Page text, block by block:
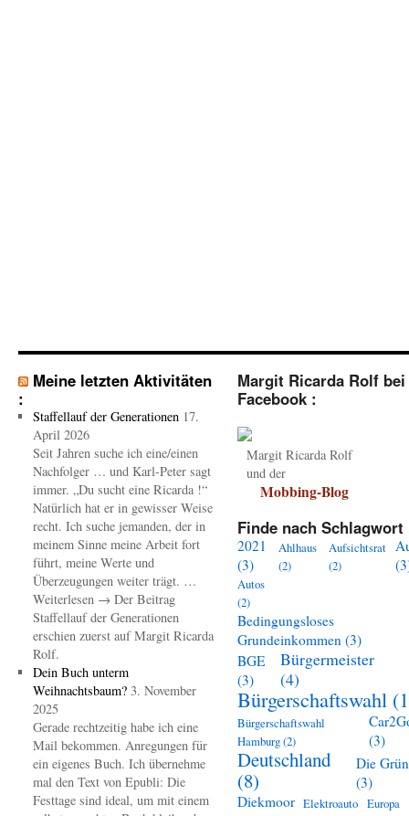
Meine letzten Aktivitäten
:
Staffellauf der Generationen 17.
April 2026
Seit Jahren suche ich eine/einen
Nachfolger … und Karl-Peter sagt
immer. „Du sucht eine Ricarda !“
Natürlich hat er in gewisser Weise
recht. Ich suche jemanden, der in
meinem Sinne meine Arbeit fort
führt, meine Werte und
Überzeugungen weiter trägt. …
Weiterlesen → Der Beitrag
Staffellauf der Generationen
erschien zuerst auf Margit Ricarda
Rolf.
Dein Buch unterm
Weihnachtsbaum? 3. November
2025
Gerade rechtzeitig habe ich eine
Mail bekommen. Anregungen für
ein eigenes Buch. Ich übernehme
mal den Text von Epubli: Die
Festtage sind ideal, um mit einem
Margit Ricarda Rolf bei
Facebook :
Margit Ricarda Rolf
und der
Mobbing-Blog
Finde nach Schlagwort
2021
(3)
Ahlhaus
(2)
Aufsichtsrat
(2)
Autos
(2)
Bedingungsloses
Grundeinkommen (3)
BGE
(3)
Bürgermeister
(4)
Bürgerschaftswahl
Bürgerschaftswahl
Hamburg(2)
(3)
Deutschland
(8)
Die
(3)
Diekmoor Elektroauto Europa